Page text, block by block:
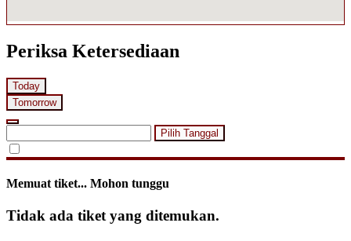
Periksa Ketersediaan
Today
Tomorrow
Pilih Tanggal
Memuat tiket... Mohon tunggu
Tidak ada tiket yang ditemukan.